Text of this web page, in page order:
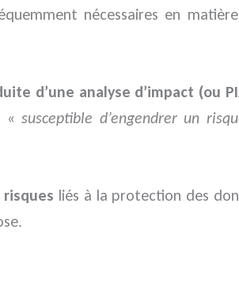
nécessaires en
d’une analyse d’impact (ou
«susceptible d’engendrer un
liés à la protection des